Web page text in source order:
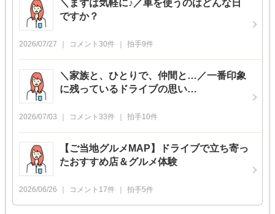
＼まずは気軽に♪／車を使うのはどんな日
ですか？
2026/07/27 コメント 30件 拍手9件
＼家族と、ひとりで、仲間と…／一番印象
に残っているドライブの思い…
2026/07/03 コメント 33件 拍手10件
【ご当地グルメMAP】ドライブで立ち寄っ
たおすすめ店＆グルメ体験
2026/06/26 コメント 17件 拍手5件